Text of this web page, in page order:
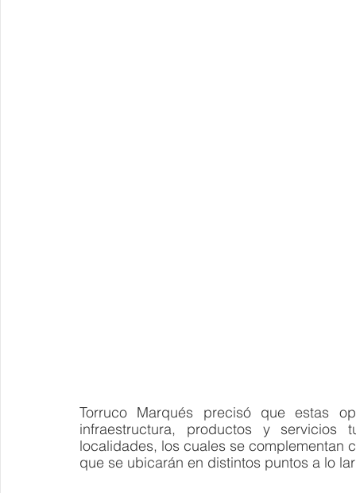
Torruco Marqués precisó que estas
infraestructura, productos y
localidades, los cuales se complementan
que se ubicarán en distintos puntos a lo